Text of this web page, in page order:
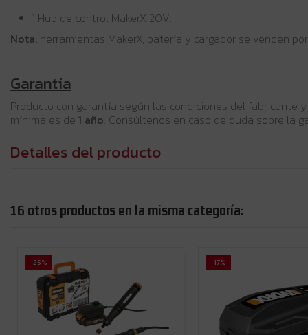
1 Hub de control MakerX 20V.
Nota: herramientas MakerX, batería y cargador se venden
Garantía
Producto con garantía según las condiciones del fabricante
mínima es de 1 año. Consúltenos en caso de duda sobre la
Detalles del producto
16 otros productos en la misma categoría:
-25% -17%